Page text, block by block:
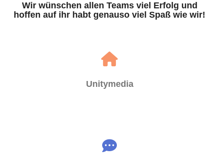
Wir wünschen allen Teams viel Erfolg und
hoffen auf ihr habt genauso viel Spaß wie wir!
Unitymedia